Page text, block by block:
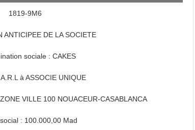
1819-9M6
ANTICIPEE DE LA SOCIETE
sociale : CAKES
à ASSOCIE UNIQUE
VILLE 100 NOUACEUR-CASABLANCA
: 100.000,00 Mad